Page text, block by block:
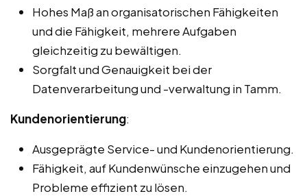
Hohes Maß an organisatorischen Fähigkeiten
und die Fähigkeit, mehrere Aufgaben
gleichzeitig zu bewältigen.
Sorgfalt und Genauigkeit bei der
Datenverarbeitung und -verwaltung in Tamm.
Kundenorientierung:
Ausgeprägte Service- und Kundenorientierung.
Fähigkeit, auf Kundenwünsche einzugehen und
Probleme effizient zu lösen.